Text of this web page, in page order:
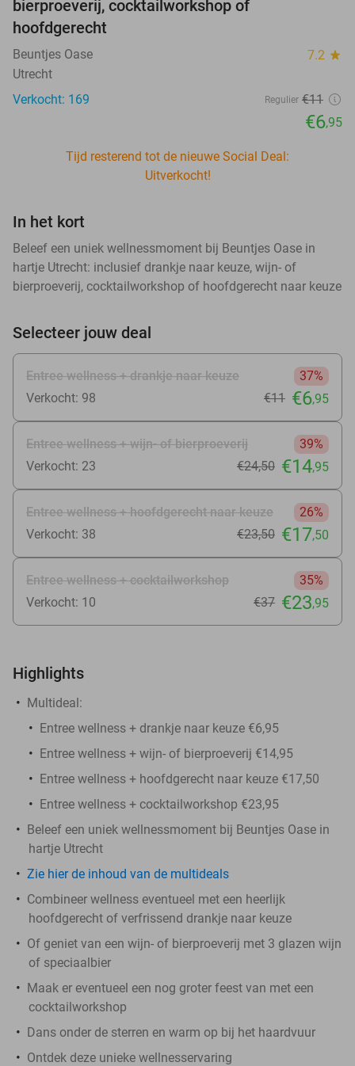
bierproeverij, cocktailworkshop of
hoofdgerecht
Beuntjes Oase 7.2 star
Utrecht
Verkocht: 169
Regulier €11
€6,95
Tijd resterend tot de nieuwe Social Deal:
Uitverkocht!
In het kort
Beleef een uniek wellnessmoment bij Beuntjes Oase in
hartje Utrecht: inclusief drankje naar keuze, wijn- of
bierproeverij, cocktailworkshop of hoofdgerecht naar keuze
Selecteer jouw deal
Entree wellness + drankje naar keuze
37%
Verkocht: 98
€11 €6,95
Entree wellness + wijn- of bierproeverij
39%
Verkocht: 23
€24,50 €14,95
Entree wellness + hoofdgerecht naar keuze
26%
Verkocht: 38
€23,50 €17,50
Entree wellness + cocktailworkshop
35%
Verkocht: 10
€37 €23,95
Highlights
Multideal:
Entree wellness + drankje naar keuze €6,95
Entree wellness + wijn- of bierproeverij €14,95
Entree wellness + hoofdgerecht naar keuze €17,50
Entree wellness + cocktailworkshop €23,95
Beleef een uniek wellnessmoment bij Beuntjes Oase in
hartje Utrecht
Zie hier de inhoud van de multideals
Combineer wellness eventueel met een heerlijk
hoofdgerecht of verfrissend drankje naar keuze
Of geniet van een wijn- of bierproeverij met 3 glazen wijn
of speciaalbier
Maak er eventueel een nog groter feest van met een
cocktailworkshop
Dans onder de sterren en warm op bij het haardvuur
Ontdek deze unieke wellnesservaring